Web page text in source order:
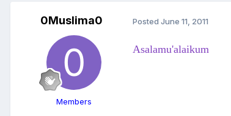
0Muslima0
Members
Posted June 11, 2011
Asalamu'alaikum